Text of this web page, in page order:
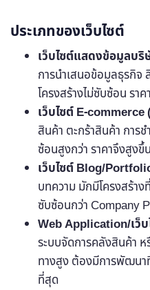
ประเภทของเว็บไซต์
เว็บไซต์แสดงข้อมูลบ
การนำเสนอข้อมูลธุรกิจ
โครงสร้างไม่ซับซ้อน รา
เว็บไซต์ E-commerce
สินค้า ตะกร้าสินค้า การ
ซ้อนสูงกว่า ราคาจึงสูง
เว็บไซต์ Blog/
บทความ มักมีโครงสร้า
ซับซ้อนกว่า Company
Web Application/เว็บ
ระบบจัดการคลังสินค้า
ทางสูง ต้องมีการพัฒนา
ที่สุด